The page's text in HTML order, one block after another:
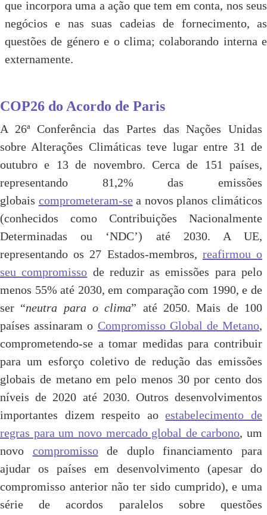
que incorpora uma a ação que tem em conta, nos seus
negócios e nas suas cadeias de fornecimento, as
questões de género e o clima; colaborando interna e
externamente.
COP26 do Acordo de Paris
A 26ª Conferência das Partes das Nações Unidas
sobre Alterações Climáticas teve lugar entre 31 de
outubro e 13 de novembro. Cerca de 151 países,
representando 81,2% das emissões
globais comprometeram-sea novos planos climáticos
(conhecidos como Contribuições Nacionalmente
Determinadas ou ‘NDC’) até 2030. A UE,
representando os 27 Estados-membros, reafirmou o
seu compromisso de reduzir as emissões para pelo
menos 55% até 2030, em comparação com 1990, e de
ser “neutra para o clima” até 2050. Mais de 100
países assinaram o Compromisso Global de Metano,
comprometendo-se a tomar medidas para contribuir
para um esforço coletivo de redução das emissões
globais de metano em pelo menos 30 por cento dos
níveis de 2020 até 2030. Outros desenvolvimentos
importantes dizem respeito aoestabelecimento de
regras para um novo mercado global de carbono, um
novo compromissode duplo financiamento para
ajudar os países em desenvolvimento (apesar do
compromisso anterior não ter sido cumprido), e uma
série de acordos paralelos sobre questões